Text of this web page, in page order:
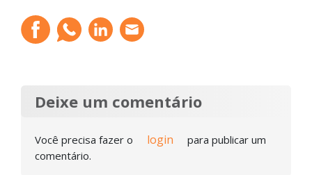
Deixe um comentário
Você precisa fazer o login
para publicar um
comentário.